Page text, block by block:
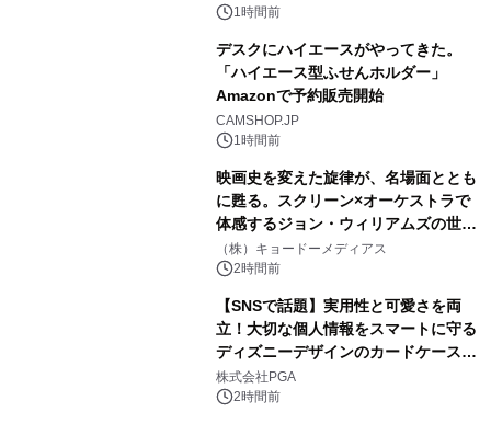
1時間前
デスクにハイエースがやってきた。
「ハイエース型ふせんホルダー」
Amazonで予約販売開始
CAMSHOP.JP
1時間前
映画史を変えた旋律が、名場面ととも
に甦る。スクリーン×オーケストラで
体感するジョン・ウィリアムズの世
界。ジョン・ウィリアムズ：シネマ・
スペクタキュラー・コンサート 開催決
（株）キョードーメディアス
2時間前
【SNSで話題】実用性と可愛さを両
立！大切な個人情報をスマートに守る
ディズニーデザインのカードケースを
株式会社PGAが8月7日発売
株式会社PGA
2時間前